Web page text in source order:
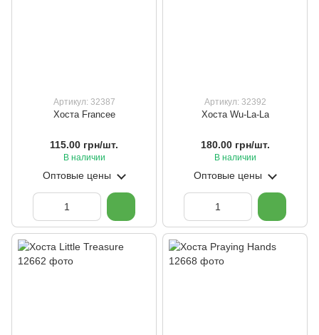
Артикул: 32387
Хоста Francee
115.00 грн/шт.
В наличии
Оптовые цены
Артикул: 32392
Хоста Wu-La-La
180.00 грн/шт.
В наличии
Оптовые цены